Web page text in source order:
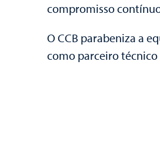
compromisso
O CCB parabeniza a
como parceiro